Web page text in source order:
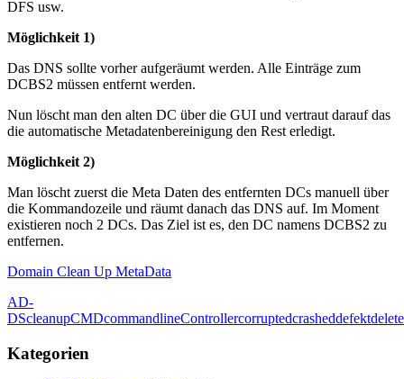
DFS usw.
Möglichkeit 1)
Das DNS sollte vorher aufgeräumt werden. Alle Einträge zum
DCBS2 müssen entfernt werden.
Nun löscht man den alten DC über die GUI und vertraut darauf das
die automatische Metadatenbereinigung den Rest erledigt.
Möglichkeit 2)
Man löscht zuerst die Meta Daten des entfernten DCs manuell über
die Kommandozeile und räumt danach das DNS auf. Im Moment
existieren noch 2 DCs. Das Ziel ist es, den DC namens DCBS2 zu
entfernen.
Domain Clean Up MetaData
AD-
DScleanupCMDcommandlineControllercorruptedcrasheddefektdelete
Kategorien